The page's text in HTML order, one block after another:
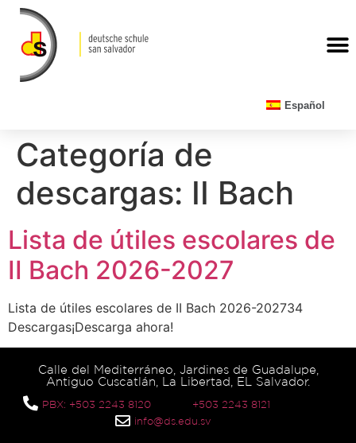
Español
Categoría de
descargas: II Bach
Lista de útiles escolares de
II Bach 2026-2027
Lista de útiles escolares de II Bach 2026-202734
Descargas¡Descarga ahora!
Calle del Mediterráneo, Jardines de Guadalupe,
Antiguo Cuscatlán, La Libertad, EL Salvador.
PBX: +503 2243 8120
+503 2243 8121
info@ds.edu.sv